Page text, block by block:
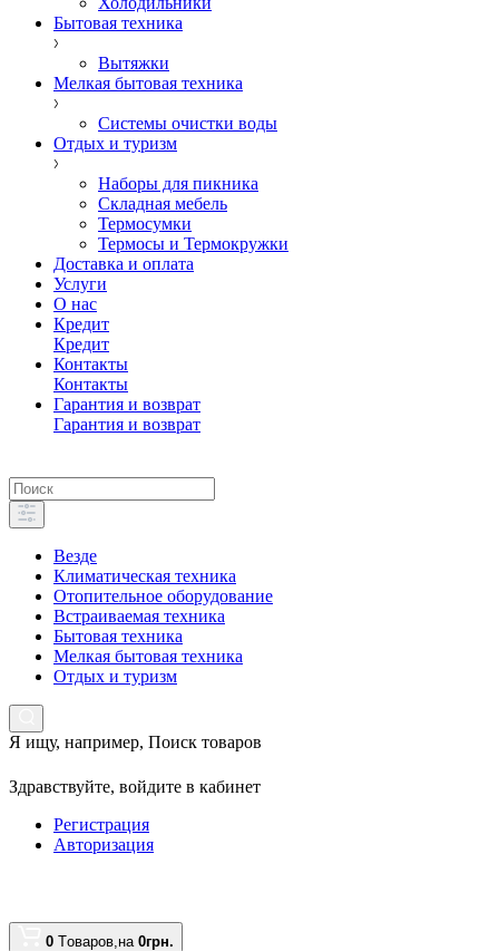
Бытовая техника
Вытяжки
Мелкая бытовая техника
Системы очистки воды
Отдых и туризм
Наборы для пикника
Складная мебель
Термосумки
Термосы и Термокружки
Доставка и оплата
Услуги
О нас
Кредит
Кредит
Контакты
Контакты
Гарантия и возврат
Гарантия и возврат
Везде
Климатическая техника
Отопительное оборудование
Встраиваемая техника
Бытовая техника
Мелкая бытовая техника
Отдых и туризм
Я ищу, например, Поиск товаров
Здравствуйте, войдите в кабинет
Регистрация
Авторизация
0 Tоваров,на 0грн.